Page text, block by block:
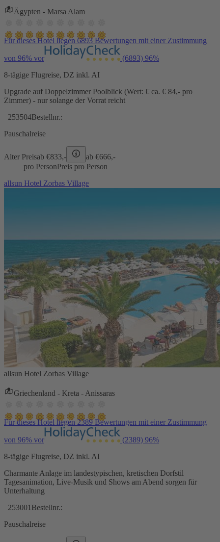
Ägypten - Marsa Alam
Für dieses Hotel liegen 6893 Bewertungen mit einer Zustimmung
von 96% vor (6893) 96%
8-tägige Flugreise, DZ inkl. AI
Upgrade auf Doppelzimmer Poolblick (Wert: € ca. € 84,- pro
Zimmer) - nur solange der Vorrat reicht
253504Bestellnr.:
Pauschalreise
Alter Preisab €833,- ab €666,-
pro PersonPreis pro Person
allsun Hotel Zorbas Village
allsun Hotel Zorbas Village
Griechenland - Kreta - Anissaras
Für dieses Hotel liegen 2389 Bewertungen mit einer Zustimmung
von 96% vor (2389) 96%
8-tägige Flugreise, DZ inkl. AI
Charmante Anlage im landestypischen, kretischen Dorfstil
Tagesanimation, Live-Musik und Shows am Abend sorgen für
Unterhaltung
253001 Bestellnr.:
Pauschalreise